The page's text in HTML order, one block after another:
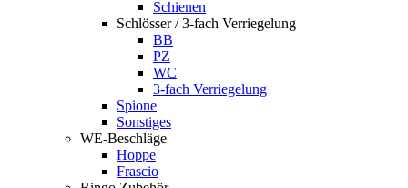
Schienen
Schlösser / 3-fach Verriegelung
BB
PZ
WC
3-fach Verriegelung
Spione
Sonstiges
WE-Beschläge
Hoppe
Frascio